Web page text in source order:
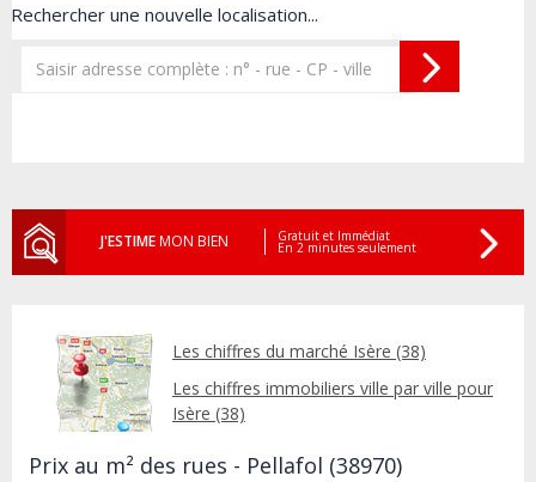
Rechercher une nouvelle localisation...
J'ESTIMEMON BIEN Gratuit et Immédiat
En 2 minutes seulement
Les chiffres du marché Isère (38)
Les chiffres immobiliers ville par ville pour
Isère (38)
Prix au m² des rues - Pellafol (38970)